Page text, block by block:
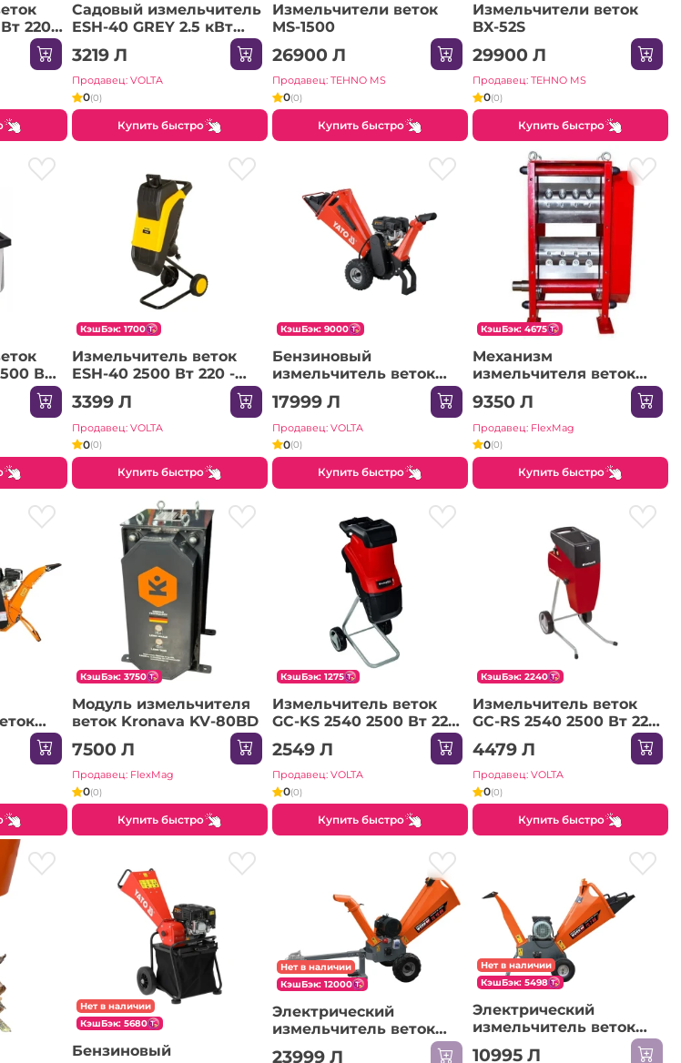
220 -
Садовый измельчитель
ESH-40 GREY 2.5 кВт
220 - 240 В Huter
3219 Л
Продавец: VOLTA
0(0)
Купить быстро
Измельчители веток
MS-1500
26900 Л
Продавец: TEHNO MS
0(0)
Купить быстро
Измельчители веток
BX-52S
29900 Л
Продавец: TEHNO MS
0(0)
Купить быстро
Вт
КэшБэк: 1700
Измельчитель веток
ESH-40 2500 Вт 220 -
240 В Huter
3399 Л
Продавец: VOLTA
0(0)
Купить быстро
КэшБэк: 9000
Бензиновый
измельчитель веток
4800 Вт Yato
17999 Л
Продавец: VOLTA
0(0)
Купить быстро
КэшБэк: 4675
Механизм
измельчителя веток
Demetra DM80BD
9350 Л
Продавец: FlexMag
0(0)
Купить быстро
КэшБэк: 3750
Модуль измельчителя
веток Kronava KV-80BD
7500 Л
Продавец: FlexMag
0(0)
Купить быстро
КэшБэк: 1275
Измельчитель веток
GC-KS 2540 2500 Вт 220
2549 Л
Продавец: VOLTA
0(0)
Купить быстро
КэшБэк: 2240
Измельчитель веток
GC-RS 2540 2500 Вт 220
4479 Л
Продавец: VOLTA
0(0)
Купить быстро
Нет в наличии
КэшБэк: 5680
Бензиновый
Нет в наличии
КэшБэк: 12000
Электрический
измельчитель веток
TechnoWorker TC 15 BE
23999 Л
Нет в наличии
КэшБэк: 5498
Электрический
измельчитель веток
TechnoWorker TC 7 BE
10995 Л